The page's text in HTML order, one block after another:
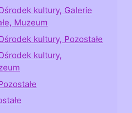
kultury, Galerie
Muzeum
kultury, Pozostałe
kultury,